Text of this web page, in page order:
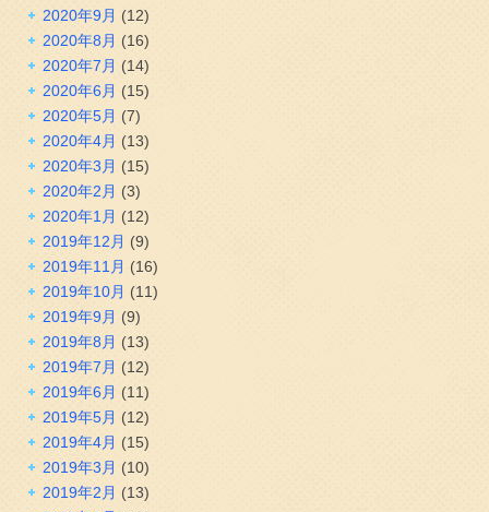
2020年9月 (12)
2020年8月 (16)
2020年7月 (14)
2020年6月 (15)
2020年5月 (7)
2020年4月 (13)
2020年3月 (15)
2020年2月 (3)
2020年1月 (12)
2019年12月 (9)
2019年11月 (16)
2019年10月 (11)
2019年9月 (9)
2019年8月 (13)
2019年7月 (12)
2019年6月 (11)
2019年5月 (12)
2019年4月 (15)
2019年3月 (10)
2019年2月 (13)